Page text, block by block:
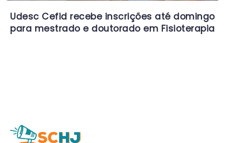
Udesc Cefid recebe inscrições até domingo
para mestrado e doutorado em Fisioterapia